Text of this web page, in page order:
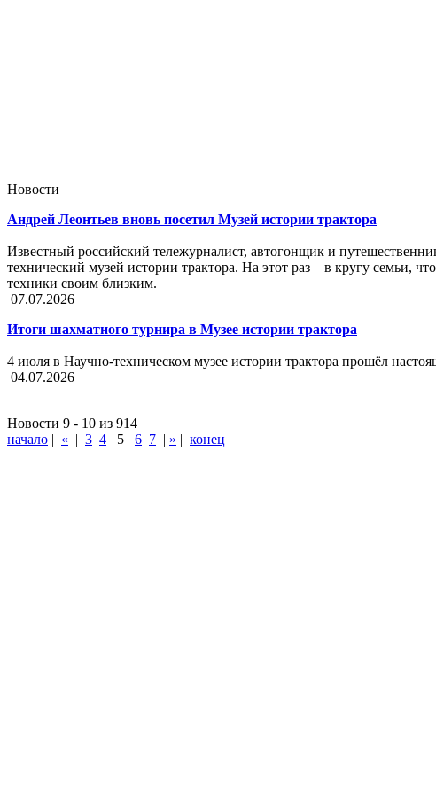
Новости
Андрей Леонтьев вновь посетил Музей истории трактора
Известный российский тележурналист, автогонщик и
технический музей истории трактора. На этот раз – в кругу семьи,
техники своим близким.
07.07.2026
Итоги шахматного турнира в Музее истории трактора
4 июля в Научно-техническом музее истории трактора прошёл
04.07.2026
Новости 9 - 10 из 914
начало | « | 3 4 5 6 7 | » | конец